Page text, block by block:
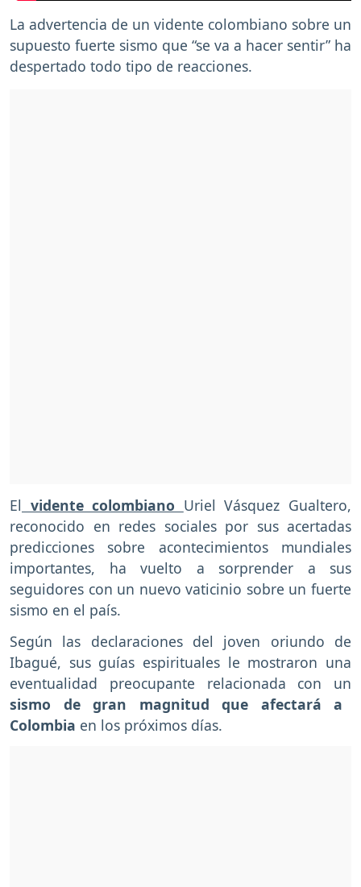
La advertencia de un vidente colombiano sobre un
supuesto fuerte sismo que “se va a hacer sentir” ha
despertado todo tipo de reacciones.
El vidente colombiano Uriel Vásquez Gualtero,
reconocido en redes sociales por sus acertadas
predicciones sobre acontecimientos mundiales
importantes, ha vuelto a sorprender a sus
seguidores con un nuevo vaticinio sobre un fuerte
sismo en el país.
Según las declaraciones del joven oriundo de
Ibagué, sus guías espirituales le mostraron una
eventualidad preocupante relacionada con un
sismo de gran magnitud que afectará a
Colombia en los próximos días.